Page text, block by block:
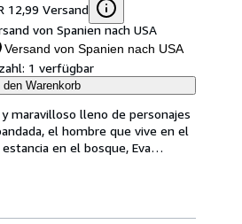
12,99 Versand
von Spanien nach USA
Versand von Spanien nach USA
1 verfügbar
den Warenkorb
maravilloso lleno de personajes
el hombre que vive en el
en el bosque, Eva…